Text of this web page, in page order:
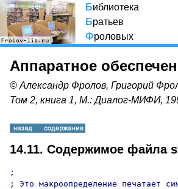
Библиотека
Братьев
Фроловых
Аппаратное
© Александр Фролов, Григорий
Том 2, книга 1, М.: Диалог-МИФИ,
14.11. Содержимое файла
;
; Это макроопределение печатает